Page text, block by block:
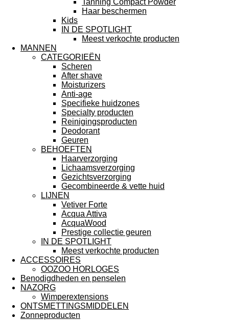
Tanning Compact Powder
Haar beschermen
Kids
IN DE SPOTLIGHT
Meest verkochte producten
MANNEN
CATEGORIEËN
Scheren
After shave
Moisturizers
Anti-age
Specifieke huidzones
Specialty producten
Reinigingsproducten
Deodorant
Geuren
BEHOEFTEN
Haarverzorging
Lichaamsverzorging
Gezichtsverzorging
Gecombineerde & vette huid
LIJNEN
Vetiver Forte
Acqua Attiva
AcquaWood
Prestige collectie geuren
IN DE SPOTLIGHT
Meest verkochte producten
ACCESSOIRES
OOZOO HORLOGES
Benodigdheden en penselen
NAZORG
Wimperextensions
ONTSMETTINGSMIDDELEN
Zonneproducten